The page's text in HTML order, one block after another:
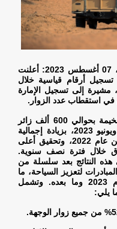
رأس الخيمة، الإمارات العربية المتحدة، 07 أغسطس 2023: أعلنت
أرقام قياسية خلال
مشيرة إلى تسجيل الإمارة
استقطاب عدد الزوار .
وشهد الأداء الاستثنائي ترحيب رأس الخيمة بحوالي 600 ألف زائر
خلال الفترة الممتدة بين شهري يناير ويونيو 2023، بزيادة إجمالية
قدرها 14.8% مقارنة بالنصف الأول من عام 2022، وتحقيق أعلى
خلال فترة نصف سنوية.
هذه النتائج بعد سلسلة من
لتعزيز السياحة، ما
يمهد الطريق للنمو المستمر في عام 2023 وما بعده. وتشمل
يلي:
.